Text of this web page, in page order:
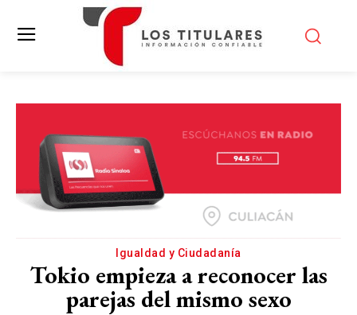
Igualdad y Ciudadanía
Tokio empieza a reconocer las
parejas del mismo sexo